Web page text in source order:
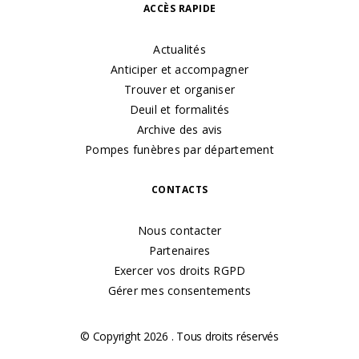
ACCÈS RAPIDE
Actualités
Anticiper et accompagner
Trouver et organiser
Deuil et formalités
Archive des avis
Pompes funèbres par département
CONTACTS
Nous contacter
Partenaires
Exercer vos droits RGPD
Gérer mes consentements
© Copyright 2026 . Tous droits réservés